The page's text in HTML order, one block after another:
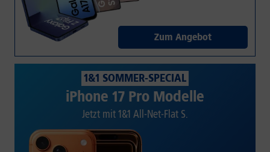
Zum Angebot
1&1 SOMMER-SPECIAL
iPhone 17 Pro Modelle
Jetzt mit 1&1 All-Net-Flat S.